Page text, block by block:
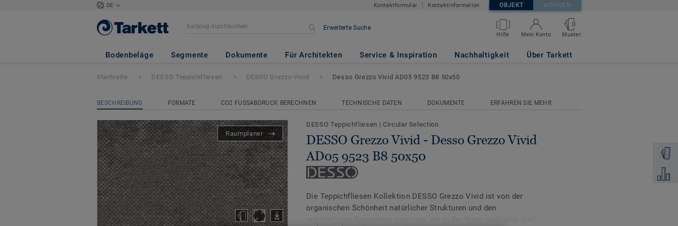
DE Kontaktformular Kontaktinformation OBJEKT WOHNEN
Erweiterte Suche
Hilfe Mein Konto
0
Muster
Bodenbeläge Segmente Dokumente Für Architekten Service & Inspiration Nachhaltigkeit Über Tarkett
DESSO Grezzo Vivid - Desso Grezzo Vivid AD05 9523 B8 50x50
Zum
Startseite DESSO Teppichfliesen DESSO Grezzo Vivid Desso Grezzo Vivid AD05 9523 B8 50x50
BESCHREIBUNG FORMATE CO2 FUSSABDRUCK BERECHNEN TECHNISCHE DATEN DOKUMENTE ERFAHREN SIE MEHR
Raumplaner
DESSO Teppichfliesen | Circular Selection
DESSO Grezzo Vivid - Desso Grezzo Vivid
AD05 9523 B8 50x50
Die Teppichfliesen Kollektion DESSO Grezzo Vivid ist von der
organischen Schönheit natürlicher Strukturen und den